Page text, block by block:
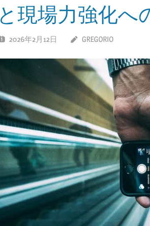
と現場力強化へ
2026年2月12日 GREGORIO